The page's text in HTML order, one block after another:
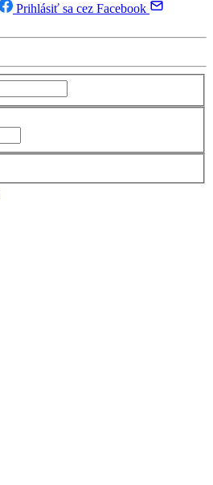
Prihlásiť sa cez Facebook